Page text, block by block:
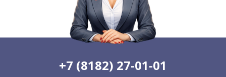
+7 (8182) 27-01-01